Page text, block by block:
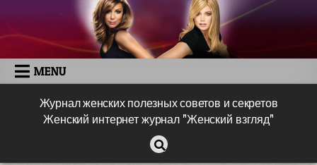
MENU
Журнал женских полезных советов и секретов
Женский интернет журнал "Женский взгляд"